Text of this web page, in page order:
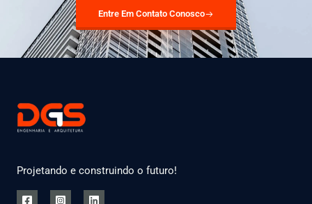
Entre Em Contato Conosco
Projetando e construindo o futuro!